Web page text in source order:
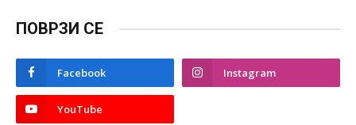
ПОВРЗИ СЕ
Facebook Instagram
YouTube